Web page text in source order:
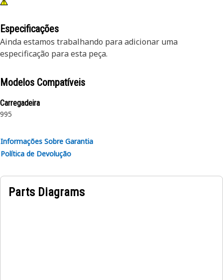
Especificações
Ainda estamos trabalhando para adicionar uma
especificação para esta peça.
Modelos Compatíveis
Carregadeira
995
Informações Sobre Garantia
Política de Devolução
Parts Diagrams